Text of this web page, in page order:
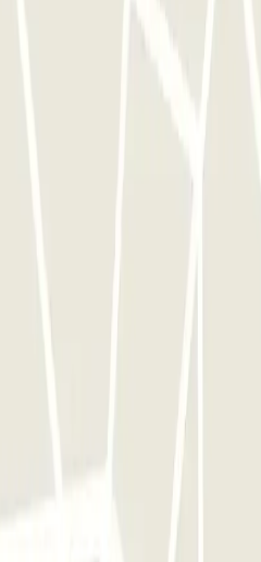
pourrez entrer et sortir du
utiliser l'ensemble du
disponible sur
entrer et sortir du
le souhaitez.